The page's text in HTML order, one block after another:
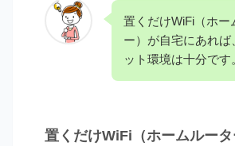
置くだけWiFi（ホー
ー）が自宅にあれば
ット環境は十分です
置くだけWiFi（ホームルー